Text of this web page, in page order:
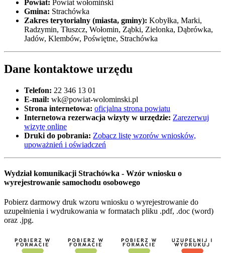
Powiat: Powiat wołomiński
Gmina: Strachówka
Zakres terytorialny (miasta, gminy): Kobyłka, Marki,
Radzymin, Tłuszcz, Wołomin, Ząbki, Zielonka, Dąbrówka,
Jadów, Klembów, Poświętne, Strachówka
Dane kontaktowe urzędu
Telefon: 22 346 13 01
E-mail: wk@powiat-wolominski.pl
Strona internetowa: oficjalna strona powiatu
Internetowa rezerwacja wizyty w urzędzie: Zarezerwuj
wizytę online
Druki do pobrania: Zobacz listę wzorów wniosków,
upoważnień i oświadczeń
Wydział komunikacji Strachówka - Wzór wniosku o
wyrejestrowanie samochodu osobowego
Pobierz darmowy druk wzoru wniosku o wyrejestrowanie do
uzupełnienia i wydrukowania w formatach pliku .pdf, .doc (word)
oraz .jpg.